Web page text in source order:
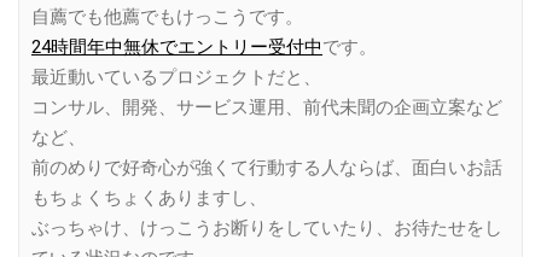
自薦でも他薦でもけっこうです。
24時間年中無休でエントリー受付中です。
最近動いているプロジェクトだと、
コンサル、開発、サービス運用、前代未聞の企画立案など
など、
前のめりで好奇心が強くて行動する人ならば、面白いお話
もちょくちょくありますし、
ぶっちゃけ、けっこうお断りをしていたり、お待たせをし